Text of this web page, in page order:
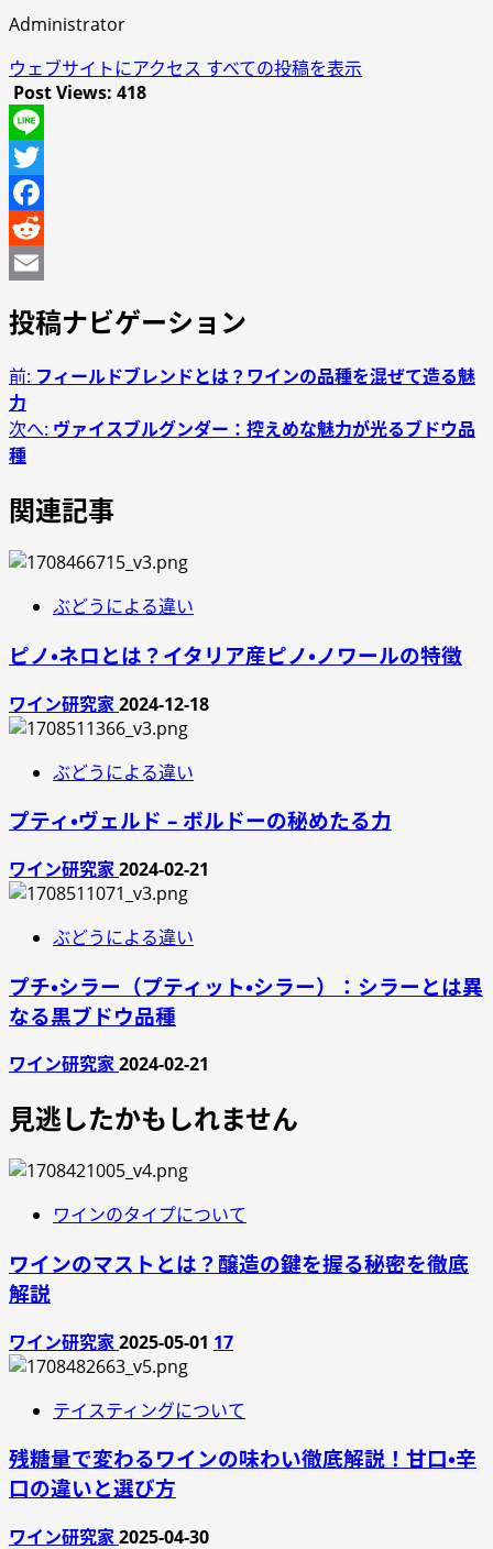
Administrator
ウェブサイトにアクセス すべての投稿を表示
Post Views: 418
Line
Twitter
Facebook
Reddit
投稿ナビゲーション
前: フィールドブレンドとは？ワインの品種を混ぜて造る魅
力
次へ: ヴァイスブルグンダー：控えめな魅力が光るブドウ品
種
関連記事
ぶどうによる違い
ピノ・ネロとは？イタリア産ピノ・ノワールの特徴
ワイン研究家2024-12-18
ぶどうによる違い
プティ・ヴェルド – ボルドーの秘めたる力
ワイン研究家2024-02-21
ぶどうによる違い
プチ・シラー（プティット・シラー）：シラーとは異
なる黒ブドウ品種
ワイン研究家2024-02-21
見逃したかもしれません
ワインのタイプについて
ワインのマストとは？醸造の鍵を握る秘密を徹底
解説
ワイン研究家2025-05-01 17
テイスティングについて
残糖量で変わるワインの味わい徹底解説！甘口・辛
口の違いと選び方
ワイン研究家2025-04-30